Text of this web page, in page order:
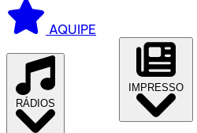
AQUIPE
RÁDIOS
IMPRESSO